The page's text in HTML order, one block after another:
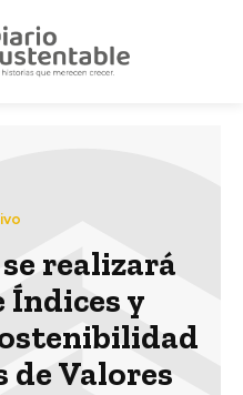
realizará
Índices y
de Valores